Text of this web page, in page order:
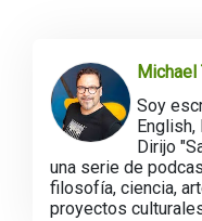
Michael
Soy
Dirijo
una serie de
filosofía, ciencia,
proyectos